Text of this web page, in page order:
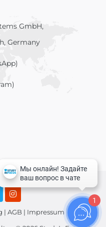
GmbH,
Germany
| AGB | Impressum
1